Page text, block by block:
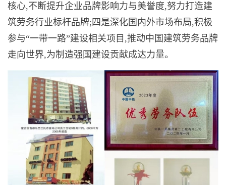
核心,不断提升企业品牌影响力与美誉度,努力打造建
筑劳务行业标杆品牌;四是深化国内外市场布局,积极
参与“一带一路”建设相关项目,推动中国建筑劳务品牌
走向世界,为制造强国建设贡献成达力量。